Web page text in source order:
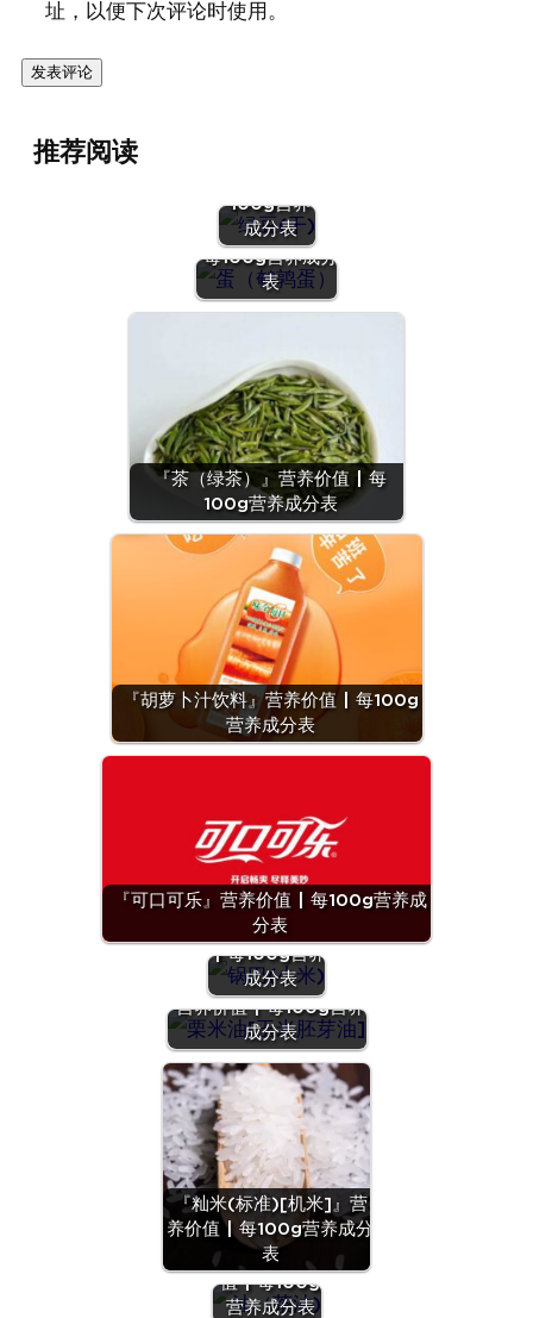
址，以便下次评论时使用。
推荐阅读
100g营养
成分表
『蛋（鹌鹑
蛋）』营养价值 |
每100g营养成分
表
『茶（绿茶）』营养价值 | 每
100g营养成分表
『胡萝卜汁饮料』营养价值 | 每100g
营养成分表
『可口可乐』营养价值 | 每100g营养成
分表
『锅巴(小
米)』营养价值
| 每100g营养
成分表
『栗米油[玉米胚芽油]』
营养价值 | 每100g营养
成分表
『籼米(标准)[机米]』营
养价值 | 每100g营养成分
表
『油（茶
油)』营养价
值 | 每100g
营养成分表